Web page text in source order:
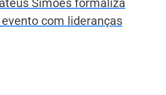
Simões formaliza
com lideranças